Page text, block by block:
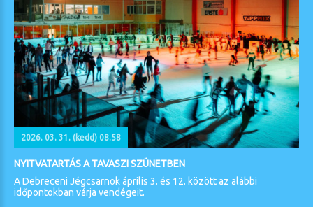
2026. 03. 31. (kedd) 08.58
NYITVATARTÁS A TAVASZI SZÜNETBEN
A Debreceni Jégcsarnok április 3. és 12. között az alábbi
időpontokban várja vendégeit.